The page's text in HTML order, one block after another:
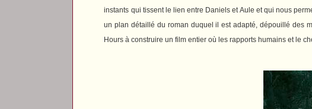
instants qui tissent le lien entre Daniels et Aule et qui nous
un plan détaillé du roman duquel il est adapté, dépouillé des
Hours à construire un film entier où les rapports humains et le